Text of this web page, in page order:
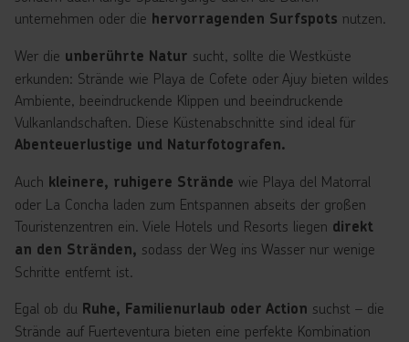
unternehmen oder die hervorragenden Surfspots nutzen.
Wer die unberührte Natur sucht, sollte die Westküste
erkunden: Strände wie Playa de Cofete oder Ajuy bieten wildes
Ambiente, beeindruckende Klippen und beeindruckende
Vulkanlandschaften. Diese Küstenabschnitte sind ideal für
Abenteuerlustige und Naturfotografen.
Auch kleinere, ruhigere Strände wie Playa del Matorral
oder La Concha laden zum Entspannen abseits der großen
Touristenzentren ein. Viele Hotels und Resorts liegen direkt
an den Stränden, sodass der Weg ins Wasser nur wenige
Schritte entfernt ist.
Egal ob du Ruhe, Familienurlaub oder Action suchst – die
Strände auf Fuerteventura bieten eine perfekte Kombination